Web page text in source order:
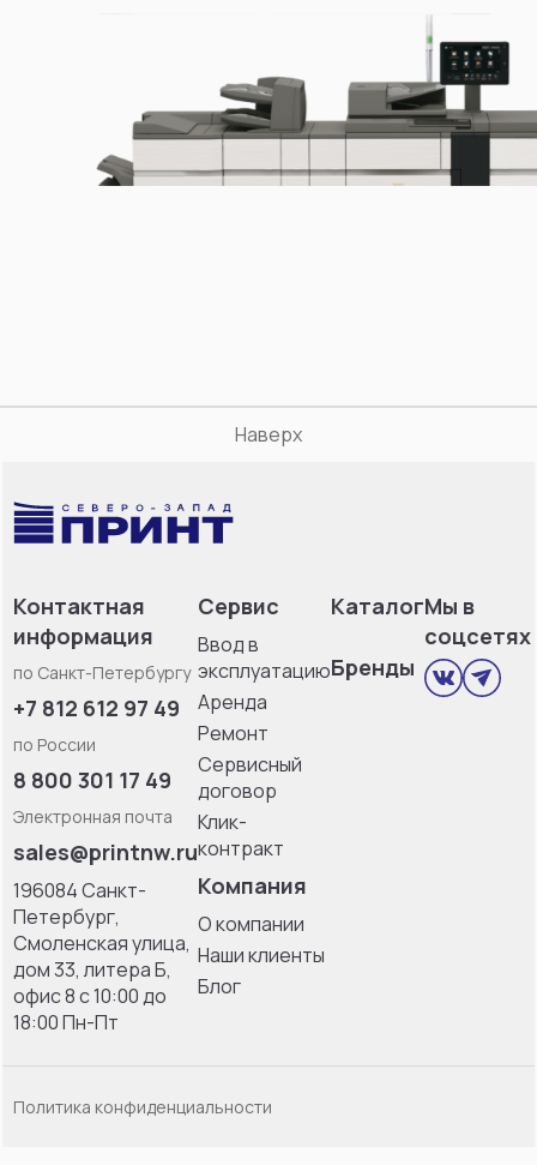
Наверх
Контактная
информация
по Санкт-Петербургу
+7 812 612 97 49
по России
8 800 301 17 49
Электронная почта
sales@printnw.ru
196084 Санкт-
Петербург,
Смоленская улица,
дом 33, литерa Б,
офис 8 с 10:00 до
18:00 Пн-Пт
Сервис
Ввод в
эксплуатацию
Аренда
Ремонт
Сервисный
договор
Клик-
контракт
Компания
О компании
Наши клиенты
Блог
Каталог
Бренды
Мы в
соцсетях
Политика конфиденциальности